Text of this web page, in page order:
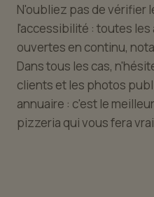
N'oubliez pas de vérifier
l'accessibilité : toutes
ouvertes en continu,
Dans tous les cas,
clients et les photos
annuaire : c'est le
pizzeria qui vous fera